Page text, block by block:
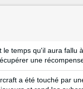
le temps qu'il aura fallu
une
a été touché par